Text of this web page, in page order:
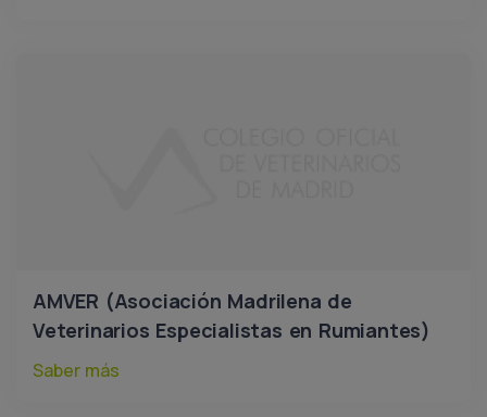
AMVER (Asociación Madrilena de
Veterinarios Especialistas en Rumiantes)
Saber más